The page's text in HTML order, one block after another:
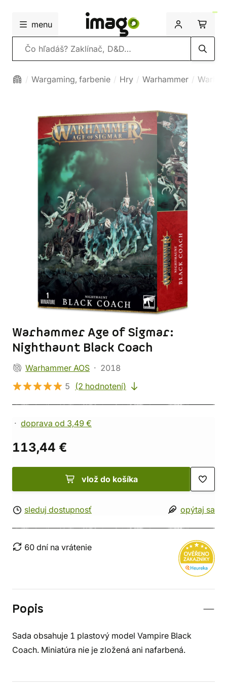
menu
Vyhľadávanie
Wargaming, farbenie Hry Warhammer
Warhammer Age of Sigmar:
Nighthaunt Black Coach
Warhammer AOS
2018
5
(2 hodnotení)
doprava od 3,49 €
113,44 €
vlož do košíka
sleduj dostupnosť opýtaj sa
60 dní na vrátenie
Popis
Sada obsahuje 1 plastový model Vampire Black
Coach. Miniatúra nie je zložená ani nafarbená.